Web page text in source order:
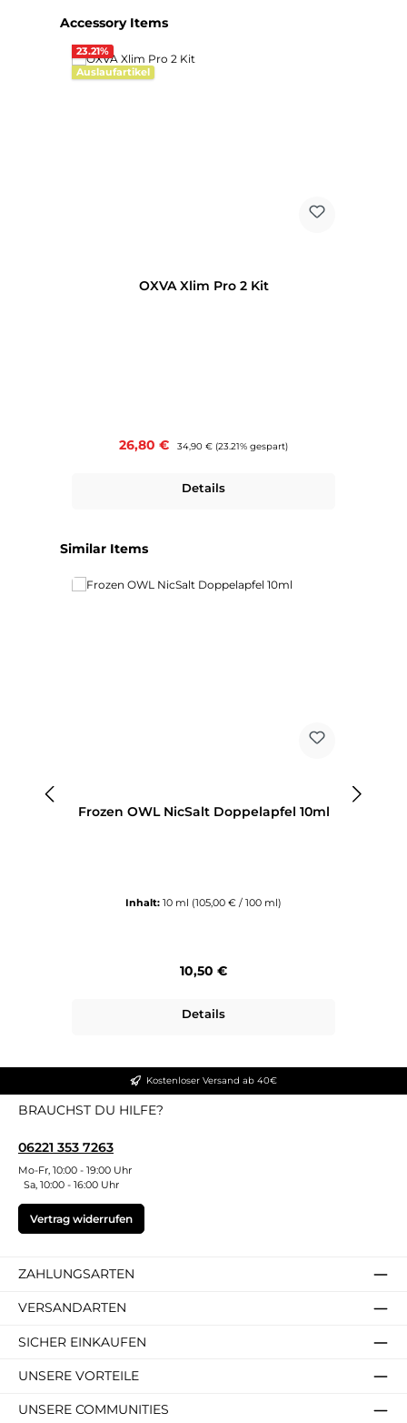
Produktgalerie überspringen
Accessory Items
23.21%
Auslaufartikel
OXVA Xlim Pro 2 Kit
Verkaufspreis:
26,80 € Regulärer Preis:
34,90 € (23.21% gespart)
Details
Produktgalerie überspringen
Similar Items
Frozen OWL NicSalt Doppelapfel 10ml
Inhalt: 10 ml (105,00 € / 100 ml)
Regulärer Preis:
10,50 €
Details
Kostenloser Versand ab 40€
BRAUCHST DU HILFE?
06221 353 7263
Mo-Fr, 10:00 - 19:00 Uhr
Sa, 10:00 - 16:00 Uhr
Vertrag widerrufen
ZAHLUNGSARTEN
VERSANDARTEN
SICHER EINKAUFEN
UNSERE VORTEILE
UNSERE COMMUNITIES